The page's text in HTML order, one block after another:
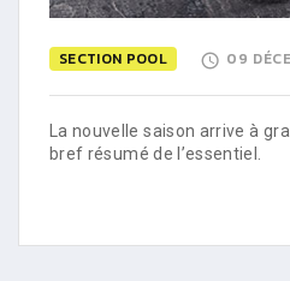
SECTION POOL 09
La nouvelle saison arrive à
bref résumé de l’essentiel.